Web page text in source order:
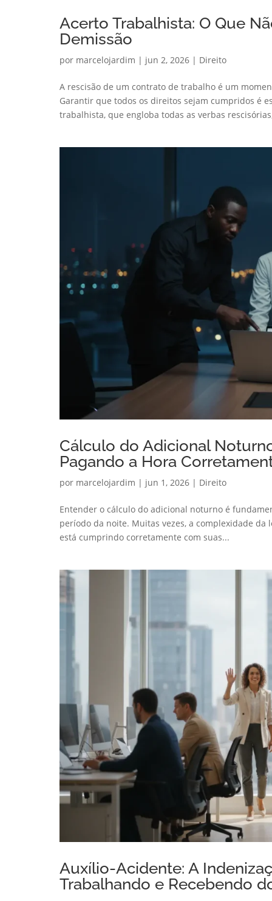
Acerto Trabalhista: O Que
Demissão
por marcelojardim | jun 2, 2026 | Direito
A rescisão de um contrato de trabalho é um
Garantir que todos os direitos sejam cumpridos é
trabalhista, que engloba todas as verbas
Cálculo do Adicional
Pagando a Hora
por marcelojardim | jun 1, 2026 | Direito
Entender o cálculo do adicional noturno é
período da noite. Muitas vezes, a complexidade
está cumprindo corretamente com suas...
Auxílio-Acidente: A
Trabalhando e Recebendo